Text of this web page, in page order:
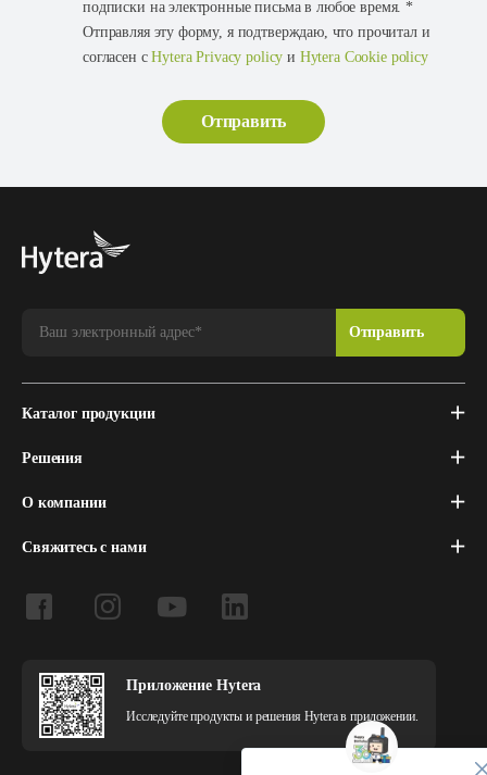
подписки на электронные письма в любое время. *
Отправляя эту форму, я подтверждаю, что прочитал и
согласен сHytera Privacy policy и Hytera Cookie policy
Каталог продукции
Решения
О компании
Свяжитесь с нами
Приложение Hytera
Исследуйте продукты и решения Hytera в приложении.